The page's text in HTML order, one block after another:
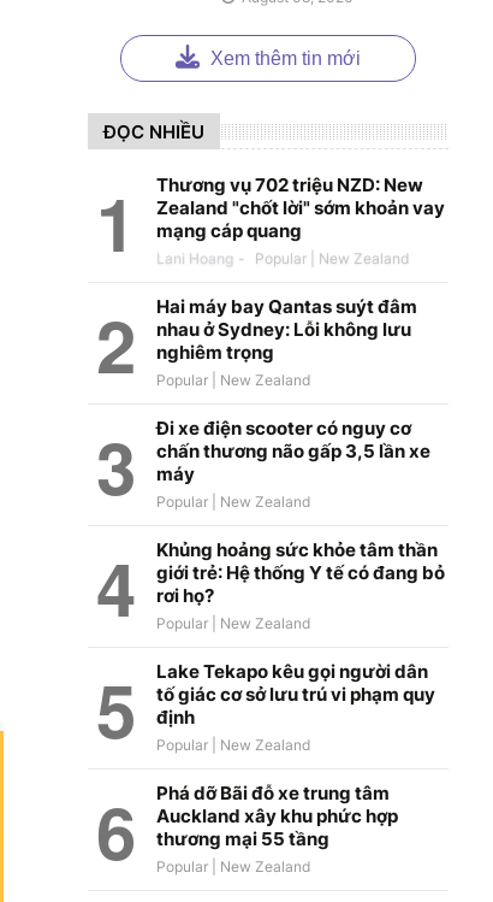
Xem thêm tin mới
ĐỌC NHIỀU
Thương vụ 702 triệu NZD: New
Zealand "chốt lời" sớm khoản vay
mạng cáp quang
Lani Hoang -
Hai máy bay Qantas suýt đâm
nhau ở Sydney: Lỗi không lưu
nghiêm trọng
Đi xe điện scooter có nguy cơ
chấn thương não gấp 3,5 lần xe
máy
Khủng hoảng sức khỏe tâm thần
giới trẻ: Hệ thống Y tế có đang bỏ
rơi họ?
Lake Tekapo kêu gọi người dân
tố giác cơ sở lưu trú vi phạm quy
định
Phá dỡ Bãi đỗ xe trung tâm
Auckland xây khu phức hợp
thương mại 55 tầng